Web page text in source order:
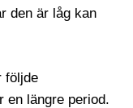
den är låg kan
följde
en längre period.